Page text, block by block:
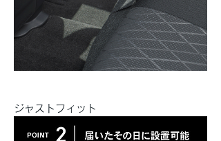
ジャストフィット